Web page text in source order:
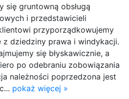
się gruntowną obsługą
i przedstawicieli
przyporządkowujemy
z dziedziny prawa i windykacji.
się błyskawicznie, a
po odebraniu zobowiązania
należności poprzedzona jest
pokaż więcej »